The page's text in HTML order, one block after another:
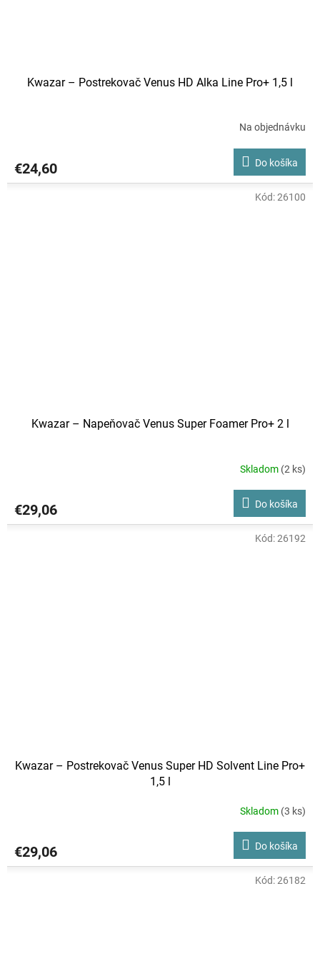
Kwazar – Postrekovač Venus HD Alka Line Pro+ 1,5 l
Na objednávku
€24,60 Do košíka
Kwazar – Napeňovač Venus Super Foamer Pro+ 2 l
Skladom (2 ks)
€29,06 Do košíka
Kód:26100
Kwazar – Postrekovač Venus Super HD Solvent Line Pro+
1,5 l
Skladom (3 ks)
€29,06 Do košíka
Kód:26192
Kód:26182